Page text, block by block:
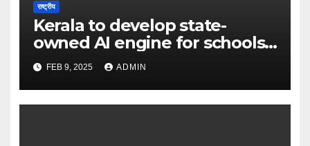
राष्ट्रीय
Kerala to develop state-
owned AI engine for schools
in 2025 – The Times of India
FEB 9, 2025 ADMIN